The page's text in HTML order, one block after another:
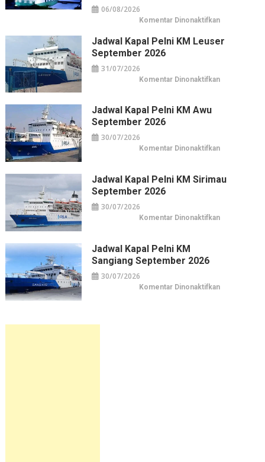
06/08/2026
Komentar Dinonaktifkanpada
Wahid
Kuliner
Jadwal Kapal Pelni KM Leuser
September 2026
31/07/2026
Komentar Dinonaktifkanpada
Jadwal Kapal Pelni KM Awu
September 2026
30/07/2026
Komentar Dinonaktifkanpada
KM
Awu
Jadwal Kapal Pelni KM Sirimau
September 2026
30/07/2026
Komentar Dinonaktifkanpada
Jadwal Kapal Pelni KM
Sangiang September 2026
30/07/2026
Komentar Dinonaktifkanpada